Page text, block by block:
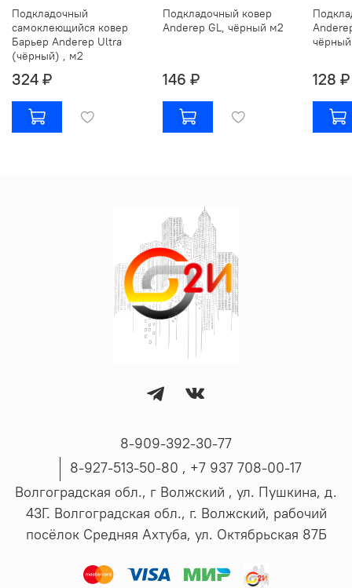
Подкладочный
самоклеющийся ковер
Барьер Anderep Ultra
(чёрный) , м2
324 ₽
Подкладочный ковер
Anderep GL, чёрный м2
146 ₽ 128 ₽
8-909-392-30-77
8-927-513-50-80 , ‪+7 937 708-00-17
Волгоградская обл., г Волжский , ул. Пушкина, д.
43Г. Волгоградская обл., г. Волжский, рабочий
посёлок Средняя Ахтуба, ул. Октябрьская 87Б